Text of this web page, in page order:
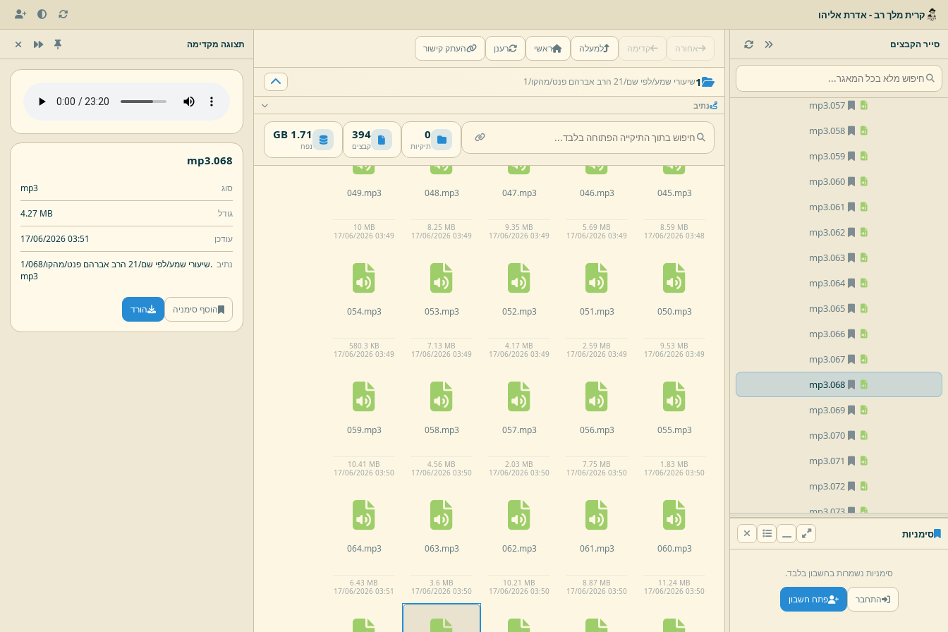
קרית מלך רב - אדרת אליהו
סייר הקבצים
054.
mp3
056.
057.
mp3
058.
mp3
059.
mp3
060.
mp3
061.
mp3
062.
mp3
063.
mp3
064.
mp3
065.
mp3
066.
mp3
067.
mp3
068.
mp3
069.
mp3
070.
mp3
071.
mp3
072.
mp3
073.
mp3
mp3
076.
mp3
077.
mp3
סימניות
סימניות נשמרות בחשבון בלבד.
התחבר פתח חשבון
אחורה קדימה למעלה ראשי רענן העתק קישור
1שיעורי שמע/לפי שם/21 הרב אברהם פנט/ מהקו/1
נתיב
0
תיקיות
394
קבצים
1.71 GB
נפח
17/06/2026 03:47
17/06/2026 03:48
17/06/2026 03:48
17/06/2026 03:48
17/06/2026 03:48
045.mp3
8.59 MB
17/06/2026 03:48
046.mp3
5.69 MB
17/06/2026 03:49
047.mp3
9.35 MB
17/06/2026 03:49
048.mp3
8.25 MB
17/06/2026 03:49
049.mp3
10 MB
17/06/2026 03:49
050.mp3
9.53 MB
17/06/2026 03:49
051.mp3
2.59 MB
17/06/2026 03:49
052.mp3
4.17 MB
17/06/2026 03:49
053.mp3
7.13 MB
17/06/2026 03:49
054.mp3
580.3 KB
17/06/2026 03:49
055.mp3
1.83 MB
17/06/2026 03:50
056.mp3
7.75 MB
17/06/2026 03:50
057.mp3
2.03 MB
17/06/2026 03:50
058.mp3
4.56 MB
17/06/2026 03:50
059.mp3
10.41 MB
17/06/2026 03:50
060.mp3
11.24 MB
17/06/2026 03:50
061.mp3
8.87 MB
17/06/2026 03:50
062.mp3
10.21 MB
17/06/2026 03:50
063.mp3
3.6 MB
17/06/2026 03:50
064.mp3
6.43 MB
17/06/2026 03:51
תצוגה מקדימה
068.
mp3
סוג mp3
גודל 4.27 MB
עודכן 17/06/2026 03:51
נתיב שיעורי שמע/לפי שם/21 הרב אברהם פנט/ מהקו/ 1/
068.
mp3
הוסף סימניה הורד